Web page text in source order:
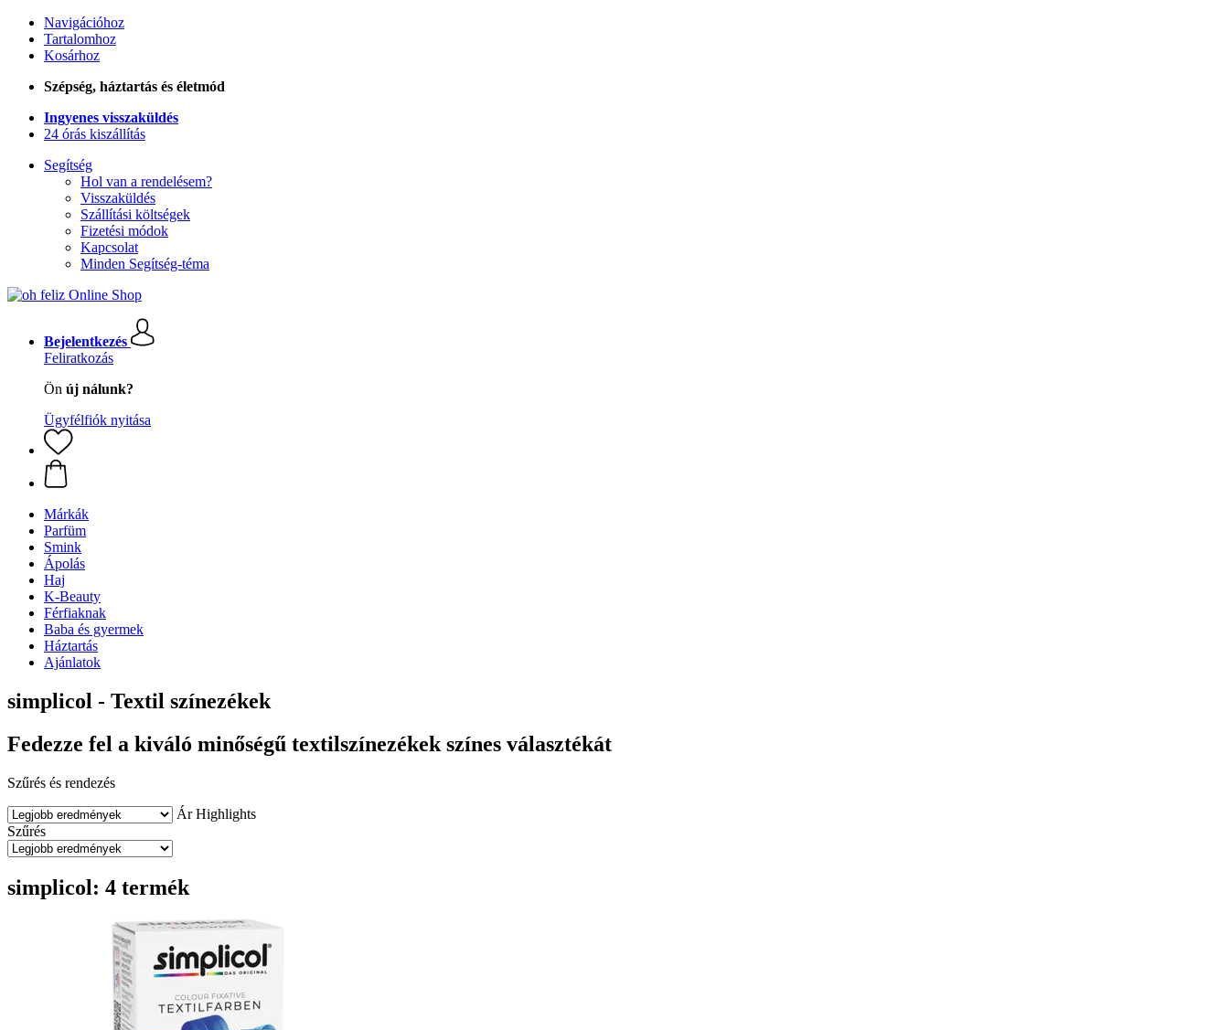
Navigációhoz
Tartalomhoz
Kosárhoz
Szépség, háztartás és életmód
Ingyenes visszaküldés
24 órás kiszállítás
Segítség
Hol van a rendelésem?
Visszaküldés
Szállítási költségek
Fizetési módok
Kapcsolat
Minden Segítség-téma
Bejelentkezés
Feliratkozás
Ön új nálunk?
Ügyfélfiók nyitása
Márkák
Parfüm
Smink
Ápolás
Haj
K-Beauty
Férfiaknak
Baba és gyermek
Háztartás
Ajánlatok
simplicol - Textil színezékek
Fedezze fel a kiváló minőségű textilszínezékek színes választékát
Szűrés és rendezés
Ár Highlights
Szűrés
simplicol: 4 termék